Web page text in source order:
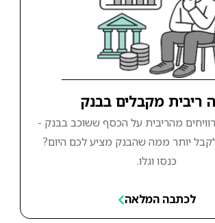
ריבית מקבלים בבנק
מהריבית על הכסף ששוכב בבנק -
יותר ממה שהבנק מציע לכם היום?
כנסו וגלו.
לכתבה המלאה